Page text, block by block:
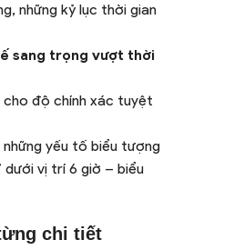
những kỷ lục thời gian
sang trọng vượt thời
cho độ chính xác tuyệt
yếu tố biểu tượng
dưới vị trí 6 giờ – biểu
chi tiết